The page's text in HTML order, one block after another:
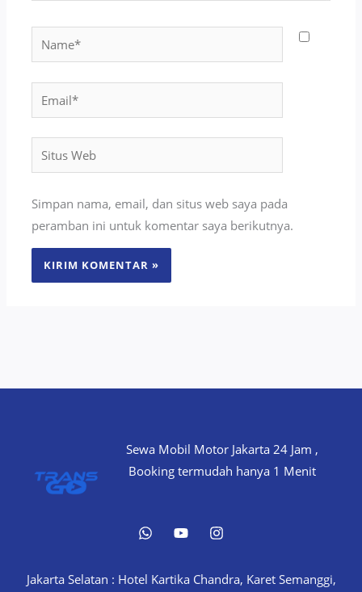
Name*
Situs
Web
Simpan nama, email, dan situs web saya pada
peramban ini untuk komentar saya berikutnya.
Sewa Mobil Motor Jakarta 24 Jam ,
Booking termudah hanya 1 Menit
Jakarta Selatan : Hotel Kartika Chandra, Karet Semanggi,